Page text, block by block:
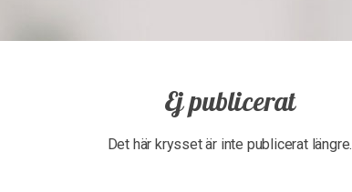
Ej publicerat
Det här krysset är inte publicerat längre.